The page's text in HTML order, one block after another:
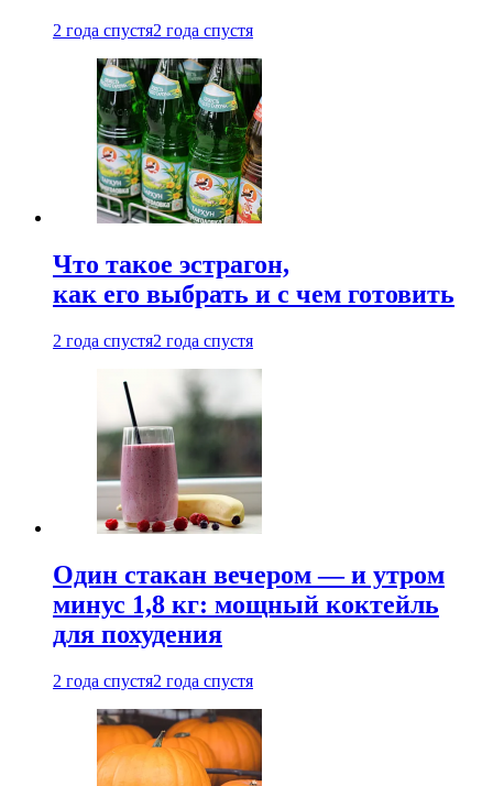
2 года спустя2 года спустя
Что такое эстрагон,
как его выбрать и с чем готовить
2 года спустя2 года спустя
Один стакан вечером — и утром
минус 1,8 кг: мощный коктейль
для похудения
2 года спустя2 года спустя